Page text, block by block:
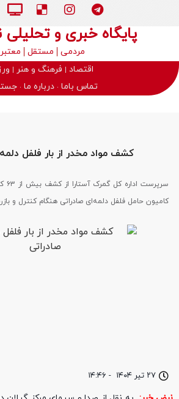
پایگاه خبری و
مردمی مستقل
معتبر
اقتصاد
فرهنگ و هنر
تماس باما درباره ما
۲۷ تیر ۱۴۰۴ - ۱۴:۴۶
کشف مواد مخدر از بار فلفل
کامیون حامل فلفل دلمه‌ای صادراتی هنگام کنترل و